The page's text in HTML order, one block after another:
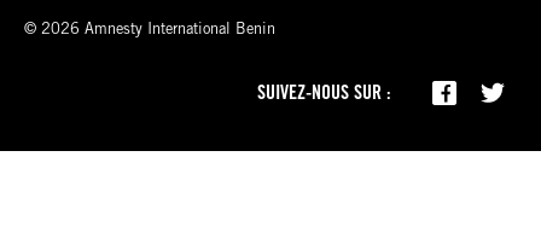
© 2026 Amnesty International Benin
SUIVEZ-NOUS SUR :